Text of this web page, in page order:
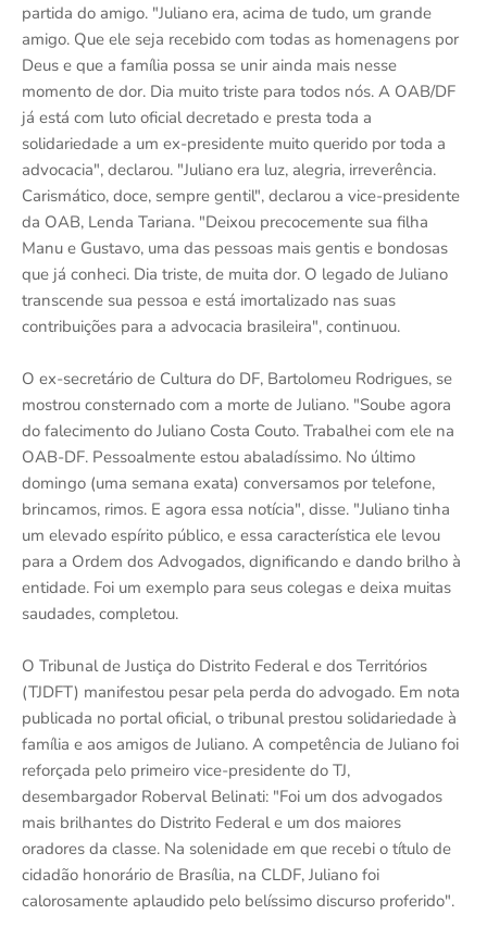
partida do amigo. "Juliano era, acima de tudo, um grande
amigo. Que ele seja recebido com todas as homenagens por
Deus e que a família possa se unir ainda mais nesse
momento de dor. Dia muito triste para todos nós. A OAB/DF
já está com luto oficial decretado e presta toda a
solidariedade a um ex-presidente muito querido por toda a
advocacia", declarou. "Juliano era luz, alegria, irreverência.
Carismático, doce, sempre gentil", declarou a vice-presidente
da OAB, Lenda Tariana. "Deixou precocemente sua filha
Manu e Gustavo, uma das pessoas mais gentis e bondosas
que já conheci. Dia triste, de muita dor. O legado de Juliano
transcende sua pessoa e está imortalizado nas suas
contribuições para a advocacia brasileira", continuou.
O ex-secretário de Cultura do DF, Bartolomeu Rodrigues, se
mostrou consternado com a morte de Juliano. "Soube agora
do falecimento do Juliano Costa Couto. Trabalhei com ele na
OAB-DF. Pessoalmente estou abaladíssimo. No último
domingo (uma semana exata) conversamos por telefone,
brincamos, rimos. E agora essa notícia", disse. "Juliano tinha
um elevado espírito público, e essa característica ele levou
para a Ordem dos Advogados, dignificando e dando brilho à
entidade. Foi um exemplo para seus colegas e deixa muitas
saudades, completou.
O Tribunal de Justiça do Distrito Federal e dos Territórios
(TJDFT) manifestou pesar pela perda do advogado. Em nota
publicada no portal oficial, o tribunal prestou solidariedade à
família e aos amigos de Juliano. A competência de Juliano foi
reforçada pelo primeiro vice-presidente do TJ,
desembargador Roberval Belinati: "Foi um dos advogados
mais brilhantes do Distrito Federal e um dos maiores
oradores da classe. Na solenidade em que recebi o título de
cidadão honorário de Brasília, na CLDF, Juliano foi
calorosamente aplaudido pelo belíssimo discurso proferido".